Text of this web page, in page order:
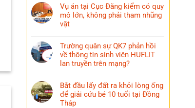
Vụ án tại Cục Đăng kiểm có quy
mô lớn, không phải tham nhũng
vặt
Trường quân sự QK7 phản hồi
về thông tin sinh viên HUFLIT
lan truyền trên mạng?
Bắt đầu lấy đất ra khỏi lòng ống
để giải cứu bé 10 tuổi tại Đồng
Tháp